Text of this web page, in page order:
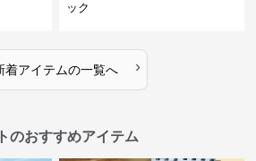
ック
着アイテムの一覧へ ›
のおすすめアイテム